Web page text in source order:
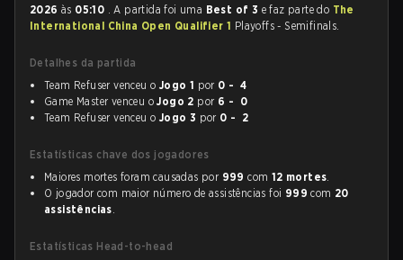
2026 às 05:10 . A partida foi uma Best of 3 e faz parte do The
International China Open Qualifier 1 Playoffs - Semifinals.
Detalhes da partida
Team Refuser venceu o Jogo 1 por 0 - 4
Game Master venceu oJogo 2 por 6 - 0
Team Refuser venceu o Jogo 3 por 0 - 2
Estatísticas chave dos jogadores
Maiores mortes foram causadas por 999 com 12 mortes.
O jogador com maior número de assistências foi 999 com 20
assistências.
Estatísticas Head-to-head